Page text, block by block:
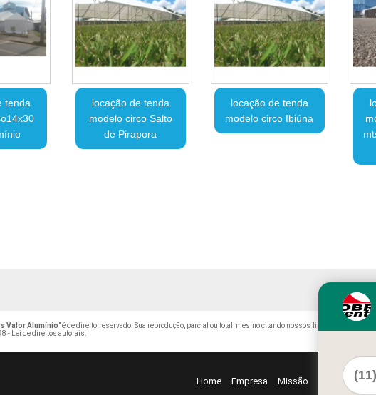
tenda
locação de tenda
modelo circo Salto
de Pirapora
locação de tenda
modelo circo Ibiúna
Valor Alumínio" é de direito reservado. Sua reprodução, parcial ou total, mesmo citando nossos links, é proibida
- Lei de direitos autorais.
Home Empresa Missão Serviços